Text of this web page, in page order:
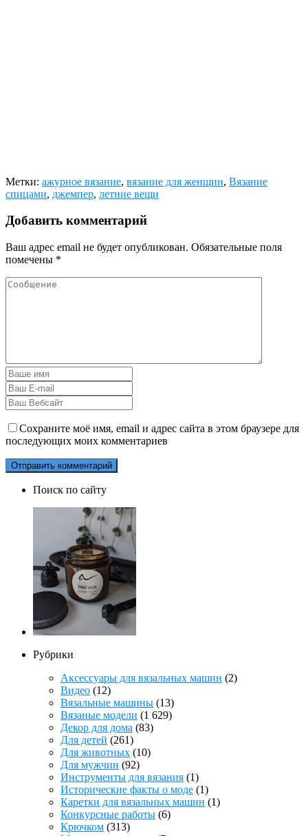
Метки: ажурное вязание, вязание для женщин, Вязание
спицами, джемпер, летние вещи
Добавить комментарий
Ваш адрес email не будет опубликован. Обязательные поля
помечены *
Сохраните моё имя, email и адрес сайта в этом браузере для
последующих моих комментариев
Поиск по сайту
Рубрики
Аксессуары для вязальных машин (2)
Видео (12)
Вязальные машины (13)
Вязаные модели (1 629)
Декор для дома (83)
Для детей (261)
Для животных (10)
Для мужчин (92)
Инструменты для вязания (1)
Исторические факты о моде (1)
Каретки для вязальных машин (1)
Конкурсные работы (6)
Крючком (313)